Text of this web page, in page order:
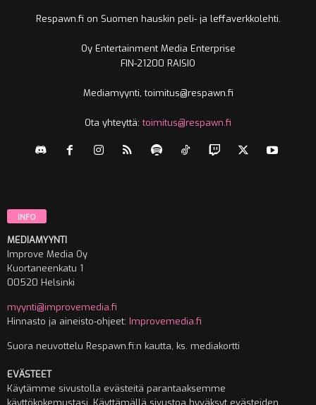
Respawn.fi on Suomen hauskin peli- ja leffaverkkolehti.
Oy Entertainment Media Enterprise
FIN-21200 RAISIO
Mediamyynti, toimitus@respawn.fi
Ota yhteyttä:toimitus@respawn.fi
INFO
MEDIAMYYNTI
Improve Media Oy
Kuortaneenkatu 1
00520 Helsinki
myynti@improvemedia.fi
Hinnasto ja aineisto-ohjeet: Improvemedia.fi
Suora neuvottelu Respawn.fi:n kautta, ks. mediakortti
EVÄSTEET
Käytämme sivustolla evästeitä parantaaksemme